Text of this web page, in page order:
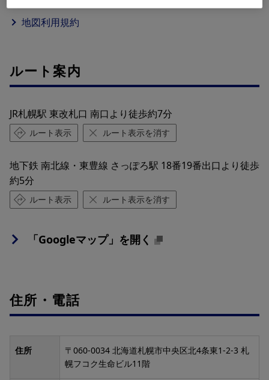
地図利用規約
ルート案内
JR札幌駅 東改札口 南口より徒歩約7分
ルート表示 ルート表示を消す
地下鉄 南北線・東豊線 さっぽろ駅 18番19番出口より徒歩
約5分
ルート表示 ルート表示を消す
「Googleマップ」を開く
住所・電話
住所
〒060-0034 北海道札幌市中央区北4条東1-2-3 札
幌フコク生命ビル11階